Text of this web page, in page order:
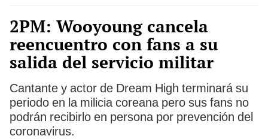
2PM: Wooyoung cancela
reencuentro con fans a su
salida del servicio militar
Cantante y actor de Dream High terminará su
periodo en la milicia coreana pero sus fans no
podrán recibirlo en persona por prevención del
coronavirus.